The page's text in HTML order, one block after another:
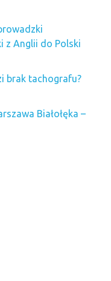
z Anglii do Polski
brak tachografu?
Białołęka –